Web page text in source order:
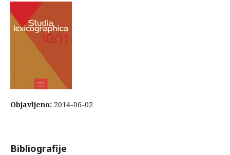
Objavljeno: 2014-06-02
Bibliografije